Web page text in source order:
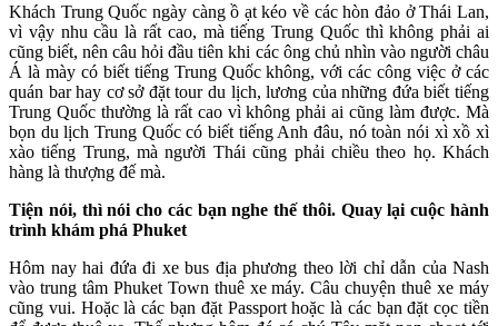
Khách Trung Quốc ngày càng ồ ạt kéo về các hòn đảo ở Thái Lan,
vì vậy nhu cầu là rất cao, mà tiếng Trung Quốc thì không phải ai
cũng biết, nên câu hỏi đầu tiên khi các ông chủ nhìn vào người châu
Á là mày có biết tiếng Trung Quốc không, với các công việc ở các
quán bar hay cơ sở đặt tour du lịch, lương của những đứa biết tiếng
Trung Quốc thường là rất cao vì không phải ai cũng làm được. Mà
bọn du lịch Trung Quốc có biết tiếng Anh đâu, nó toàn nói xì xồ xì
xào tiếng Trung, mà người Thái cũng phải chiều theo họ. Khách
hàng là thượng đế mà.
Tiện nói, thì nói cho các bạn nghe thế thôi. Quay lại cuộc hành
trình khám phá Phuket
Hôm nay hai đứa đi xe bus địa phương theo lời chỉ dẫn của Nash
vào trung tâm Phuket Town thuê xe máy. Câu chuyện thuê xe máy
cũng vui. Hoặc là các bạn đặt Passport hoặc là các bạn đặt cọc tiền